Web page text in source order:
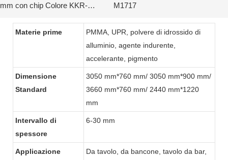
mm con chip Colore KKR-
M1717
Materie prime
PMMA, UPR, polvere di idrossido di
alluminio, agente indurente,
accelerante, pigmento
Dimensione
Standard
3050 mm*760 mm/ 3050 mm*900 mm/
3660 mm*760 mm/ 2440 mm*1220
mm
Intervallo di
spessore
6-30 mm
Applicazione
Da tavolo, da bancone, tavolo da bar,